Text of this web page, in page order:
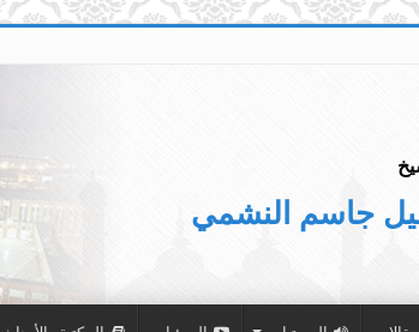
جاسم النشمي